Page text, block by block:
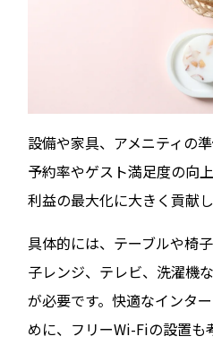
設備や家具、アメニティの
予約率やゲスト満足度の向
利益の最大化に大きく貢献し
具体的には、テーブルや椅
子レンジ、テレビ、洗濯機
が必要です。快適なインタ
めに、フリーWi-Fiの設置も